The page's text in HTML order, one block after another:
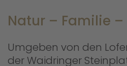
Natur – Familie
Umgeben von den
der Waidringer